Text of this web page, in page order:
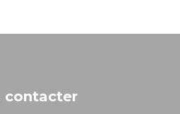
contacter